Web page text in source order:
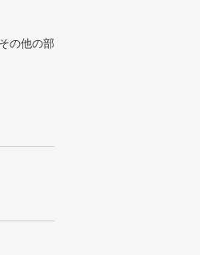
の他の部